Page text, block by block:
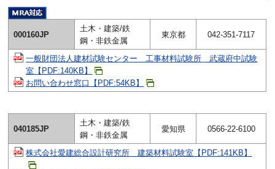
000160JP
土木・建築/鉄
鋼・非鉄金属
東京都 042-351-7117
一般財団法人建材試験センター 工事材料試験所 武蔵府中試験
室【PDF:140KB】
お問い合わせ窓口【PDF:54KB】
040185JP
土木・建築/鉄
鋼・非鉄金属
愛知県 0566-22-6100
株式会社愛建総合設計研究所 建築材料試験室【PDF:141KB】